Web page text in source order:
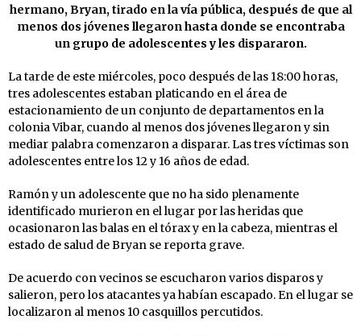
hermano, Bryan, tirado en la vía pública, después de que al
menos dos jóvenes llegaron hasta donde se encontraba
un grupo de adolescentes y les dispararon.
La tarde de este miércoles, poco después de las 18:00 horas,
tres adolescentes estaban platicando en el área de
estacionamiento de un conjunto de departamentos en la
colonia Vibar, cuando al menos dos jóvenes llegaron y sin
mediar palabra comenzaron a disparar. Las tres víctimas son
adolescentes entre los 12 y 16 años de edad.
Ramón y un adolescente que no ha sido plenamente
identificado murieron en el lugar por las heridas que
ocasionaron las balas en el tórax y en la cabeza, mientras el
estado de salud de Bryan se reporta grave.
De acuerdo con vecinos se escucharon varios disparos y
salieron, pero los atacantes ya habían escapado. En el lugar se
localizaron al menos 10 casquillos percutidos.